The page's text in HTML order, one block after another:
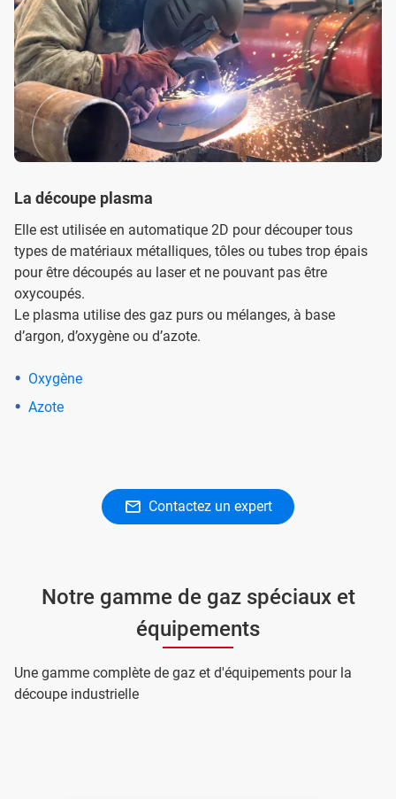
La découpe plasma
Elle est utilisée en automatique 2D pour découper tous
types de matériaux métalliques, tôles ou tubes trop épais
pour être découpés au laser et ne pouvant pas être
oxycoupés.
Le plasma utilise des gaz purs ou mélanges, à base
d’argon, d’oxygène ou d’azote.
Oxygène
Azote
Contactez un expert
Notre gamme de gaz spéciaux et
équipements
Une gamme complète de gaz et d'équipements pour la
découpe industrielle